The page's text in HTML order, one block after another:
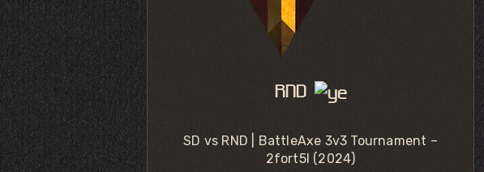
RND
SD vs RND | BattleAxe 3v3 Tournament –
2fort5l (2024)